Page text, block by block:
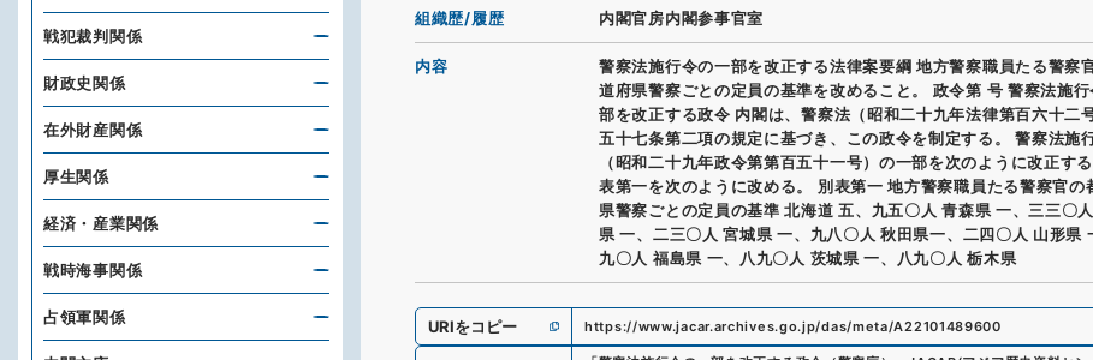
組織歴/履歴 内閣官房内閣参事官室
内容
警察法施行令の一部を改正する法律案要綱 地方警察職員たる警察
道府県警察ごとの定員の基準を改めること。 政令第 号 警察法施
部を改正する政令 内閣は、警察法（昭和二十九年法律第百六十二
五十七条第二項の規定に基づき、この政令を制定する。 警察法施
（昭和二十九年政令第第百五十一号）の一部を次のように改正する
表第一を次のように改める。 別表第一 地方警察職員たる警察官の
県警察ごとの定員の基準 北海道 五、九五〇人 青森県 一、三三〇
県 一、二三〇人 宮城県 一、九八〇人 秋田県一、二四〇人 山形県
九〇人 福島県 一、八九〇人 茨城県 一、八九〇人 栃木県
URIをコピー https://www.jacar.archives.go.jp/das/meta/A22101489600
戦犯裁判関係
財政史関係
在外財産関係
厚生関係
経済・産業関係
戦時海事関係
占領軍関係